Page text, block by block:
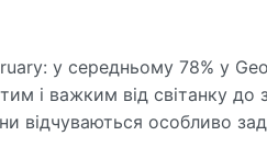
у середньому 78% у
і важким від світанку до
відчуваються особливо